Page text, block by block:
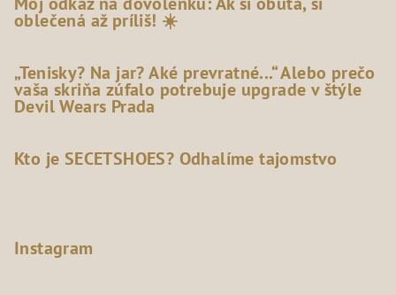
oblečená až príliš! ☀️
„Tenisky? Na jar? Aké prevratné...“ Alebo prečo
vaša skriňa zúfalo potrebuje upgrade v štýle
Devil Wears Prada
Kto je SECETSHOES? Odhalíme tajomstvo
Instagram